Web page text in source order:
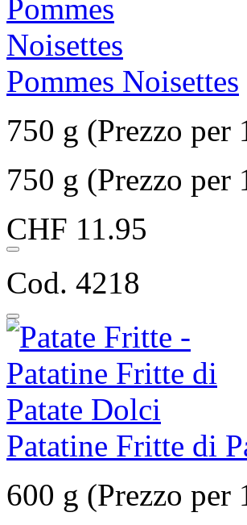
Pommes Noisettes
750 g (Prezzo
750 g (Prezzo
CHF 11.95
Cod. 4218
Patatine Fritte di
600 g (Prezzo